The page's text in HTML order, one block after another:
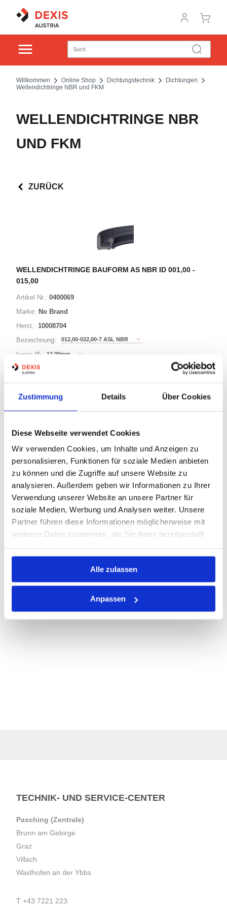
Zustimmung Details Über Cookies
Diese Webseite verwendet Cookies
Wir verwenden Cookies, um Inhalte und Anzeigen zu
personalisieren, Funktionen für soziale Medien anbieten
zu können und die Zugriffe auf unsere Website zu
analysieren. Außerdem geben wir Informationen zu Ihrer
Verwendung unserer Website an unsere Partner für
soziale Medien, Werbung und Analysen weiter. Unsere
Partner führen diese Informationen möglicherweise mit
weiteren Daten zusammen, die Sie ihnen bereitgestellt
gesammelt haben.
Alle zulassen
Anpassen
Willkommen Online Shop Dichtungstechnik
Dichtungen
Wellendichtringe NBR und FKM
WELLENDICHTRINGE NBR
UND FKM
ZURÜCK
WELLENDICHTRINGE BAUFORM AS NBR ID 001,00 -
015,00
Artikel Nr.: 0400069
Marke: No Brand
Herst.: 10008704
Bezeichnung:
012,00-022,00-7 ASL NBR
Innen Ø: 12,00mm
Außen Ø:
STK Warenkorb
Auf Lager
Print
PRODUKTBESCHREIBUNG
TECHNIK- UND SERVICE-CENTER
Pasching (Zentrale)
Brunn am Gebirge
Graz
Villach
Waidhofen an der Ybbs
T +43 7221 223